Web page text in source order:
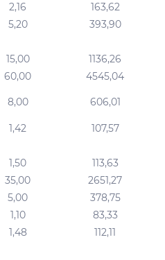
2,16
163,62
5,20
393,90
15,00
1136,26
60,00
4545,04
8,00 606,01
1,42
107,57
1,50
113,63
35,00
2651,27
5,00
378,75
1,10
83,33
1,48
112,11